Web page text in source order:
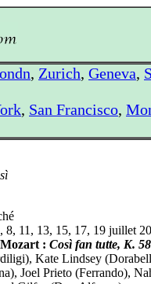
, Zurich, Geneva,
, San Francisco,
11, 13, 15, 17, 19 juillet
: Così fan tutte, K.
Kate Lindsey
Joel Prieto (Ferrando),